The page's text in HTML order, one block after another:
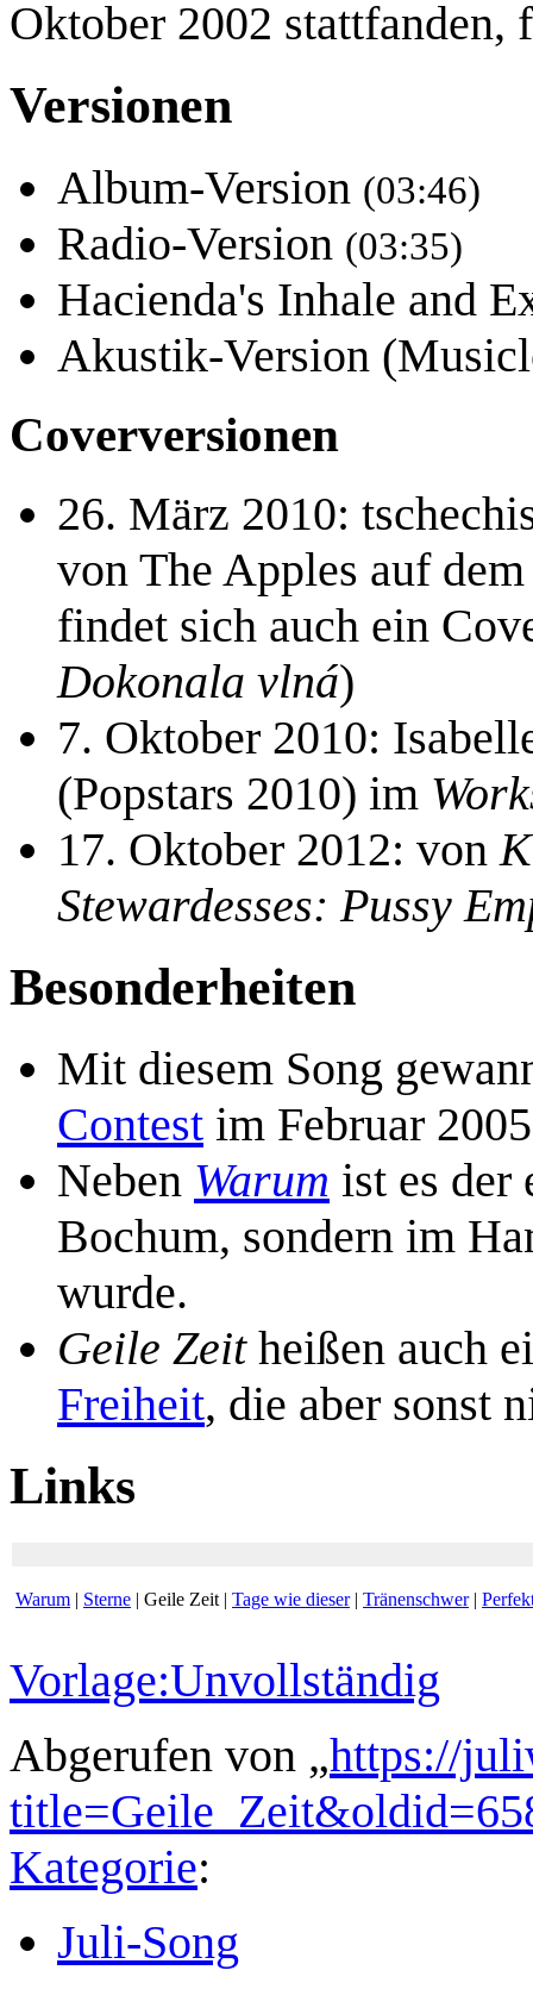
Oktober 2002 stattfanden,
Versionen
Album-Version (03:46)
Radio-Version (03:35)
Hacienda's Inhale and
Akustik-Version
Coverversionen
26. März 2010:
von The Apples auf
findet sich auch ein
Dokonala vlná)
7. Oktober 2010:
(Popstars 2010) im
17. Oktober 2012: von
Stewardesses: Pussy
Besonderheiten
Mit diesem Song
Contest im Februar
Neben Warum ist es der
Bochum, sondern im
wurde.
Geile Zeitheißen auch
Freiheit, die aber sonst
Links
Warum | Sterne | Geile Zeit | Tage wie dieser| Tränenschwer|
Vorlage:Unvollständig
Abgerufen von „https://
Kategorie:
Juli-Song